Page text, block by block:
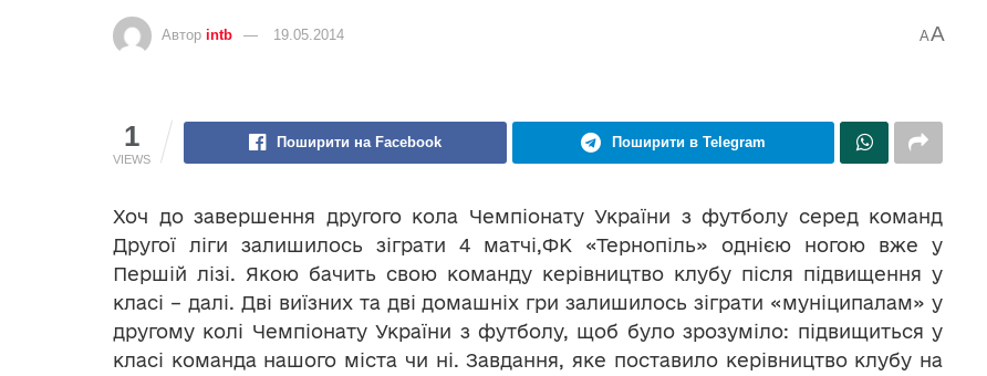
Автор intb 19.05.2014 AA
1
VIEWS
Поширити на Facebook Поширити в Telegram
Хоч до завершення другого кола Чемпіонату України з футболу серед команд
Другої ліги залишилось зіграти 4 матчі,ФК «Тернопіль» однією ногою вже у
Першій лізі. Якою бачить свою команду керівництво клубу після підвищення у
класі – далі. Дві виїзних та дві домашніх гри залишилось зіграти «муніципалам» у
другому колі Чемпіонату України з футболу, щоб було зрозуміло: підвищиться у
класі команда нашого міста чи ні. Завдання, яке поставило керівництво клубу на